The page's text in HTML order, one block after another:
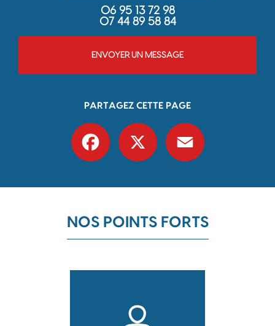
06 95 13 72 98
07 44 89 58 84
ENVOYER UN MESSAGE
PARTAGEZ CETTE PAGE
Facebook
NOS POINTS FORTS